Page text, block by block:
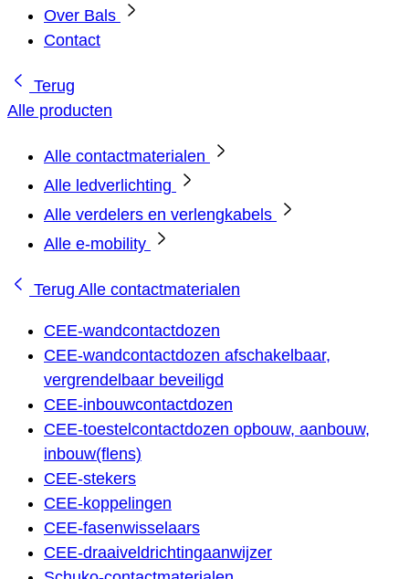
Over Bals
Contact
Terug
Alle producten
Alle contactmaterialen
Alle ledverlichting
Alle verdelers en verlengkabels
Alle e-mobility
Terug Alle contactmaterialen
CEE-wandcontactdozen
CEE-wandcontactdozen afschakelbaar,
vergrendelbaar beveiligd
CEE-inbouwcontactdozen
CEE-toestelcontactdozen opbouw, aanbouw,
inbouw(flens)
CEE-stekers
CEE-koppelingen
CEE-fasenwisselaars
CEE-draaiveldrichtingaanwijzer